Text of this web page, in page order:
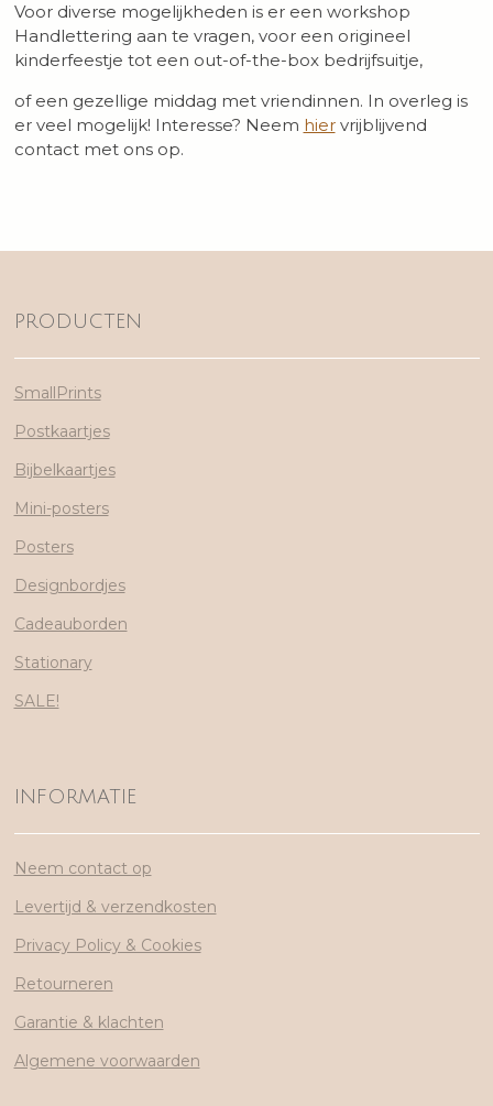
Voor diverse mogelijkheden is er een workshop
Handlettering aan te vragen, voor een origineel
kinderfeestje tot een out-of-the-box bedrijfsuitje,
of een gezellige middag met vriendinnen. In overleg is
er veel mogelijk! Interesse? Neem hiervrijblijvend
contact met ons op.
PRODUCTEN
SmallPrints
Postkaartjes
Bijbelkaartjes
Mini-posters
Posters
Designbordjes
Cadeauborden
Stationary
SALE!
INFORMATIE
Neem contact op
Levertijd & verzendkosten
Privacy Policy & Cookies
Retourneren
Garantie & klachten
Algemene voorwaarden